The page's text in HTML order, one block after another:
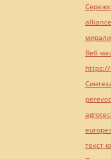
Веб
текст